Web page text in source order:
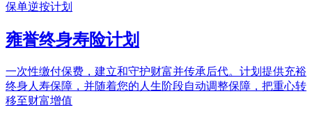
保单逆按计划
雍誉终身寿险计划
一次性缴付保费，建立和守护财富并传承后代。计划提供充裕
终身人寿保障，并随着您的人生阶段自动调整保障，把重心转
移至财富增值